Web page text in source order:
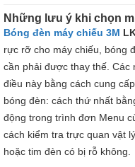
Những lưu ý khi chọn
Bóng đèn máy chiếu 3M
rực rỡ cho máy chiếu, bóng
cần phải được thay thế. Các
điều này bằng cách cung
bóng đèn: cách thứ nhất
động trong trình đơn Menu
cách kiểm tra trực quan vật
hoặc tim đèn có bị rỗ không.